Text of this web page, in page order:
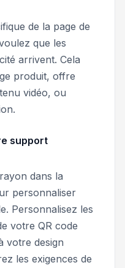
de la page de
que les
arrivent. Cela
produit, offre
vidéo, ou
support
dans la
personnaliser
Personnalisez les
votre QR code
votre design
les exigences de